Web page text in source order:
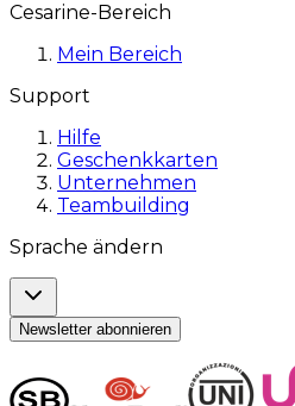
Cesarine-Bereich
Mein Bereich
Support
Hilfe
Geschenkkarten
Unternehmen
Teambuilding
Sprache ändern
Newsletter abonnieren